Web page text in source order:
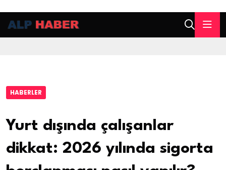
HABERLER
Yurt dışında çalışanlar
dikkat: 2026 yılında sigorta